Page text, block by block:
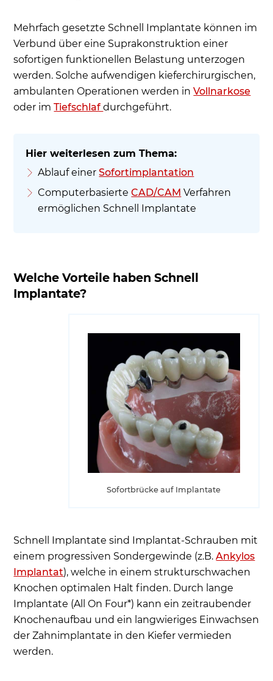
Mehrfach gesetzte Schnell Implantate können im
Verbund über eine Suprakonstruktion einer
sofortigen funktionellen Belastung unterzogen
werden. Solche aufwendigen kieferchirurgischen,
ambulanten Operationen werden inVollnarkose
oder imTiefschlafdurchgeführt.
Ablauf einerSofortimplantation
ComputerbasierteCAD/CAM Verfahren
ermöglichen Schnell Implantate
Welche Vorteile haben Schnell
Implantate?
Sofortbrücke auf Implantate
Schnell Implantate sind Implantat-Schrauben mit
einem progressiven Sondergewinde (z.B.Ankylos
Implantat), welche in einem strukturschwachen
Knochen optimalen Halt finden. Durch lange
Implantate (All On Four*) kann ein zeitraubender
Knochenaufbau und ein langwieriges Einwachsen
der Zahnimplantate in den Kiefer vermieden
werden.